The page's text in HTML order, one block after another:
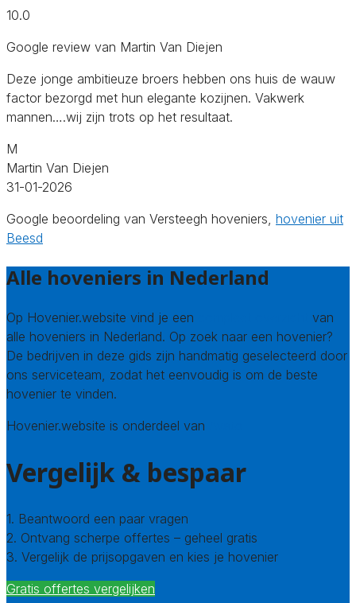
10.0
Google review van Martin Van Diejen
Deze jonge ambitieuze broers hebben ons huis de wauw
factor bezorgd met hun elegante kozijnen. Vakwerk
mannen….wij zijn trots op het resultaat.
M
Martin Van Diejen
31-01-2026
Google beoordeling van Versteegh hoveniers, hovenier uit
Beesd
Alle hoveniers in Nederland
Op Hovenier.website vind je een
van
alle hoveniers in Nederland. Op zoek naar een hovenier?
De bedrijven in deze gids zijn handmatig geselecteerd door
ons serviceteam, zodat het eenvoudig is om de beste
hovenier te vinden.
Hovenier.website is onderdeel van
Vergelijk & bespaar
1. Beantwoord een paar vragen
2. Ontvang scherpe offertes – geheel gratis
3. Vergelijk de prijsopgaven en kies je hovenier
Gratis offertes vergelijken